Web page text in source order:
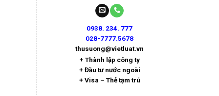
0938. 234. 777
028-7777.5678
thusuong@vietluat.vn
+ Thành lập công ty
+ Đầu tư nước ngoài
+ Visa – Thẻ tạm trú